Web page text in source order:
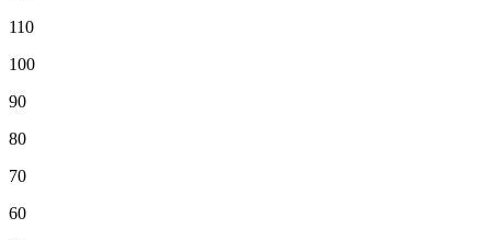
110
100
90
80
70
60